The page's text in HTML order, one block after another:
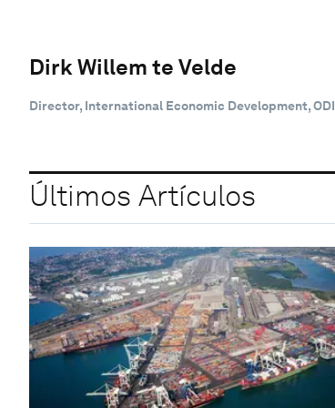
Dirk Willem te Velde
Director, International Economic Development, ODI
Últimos Artículos